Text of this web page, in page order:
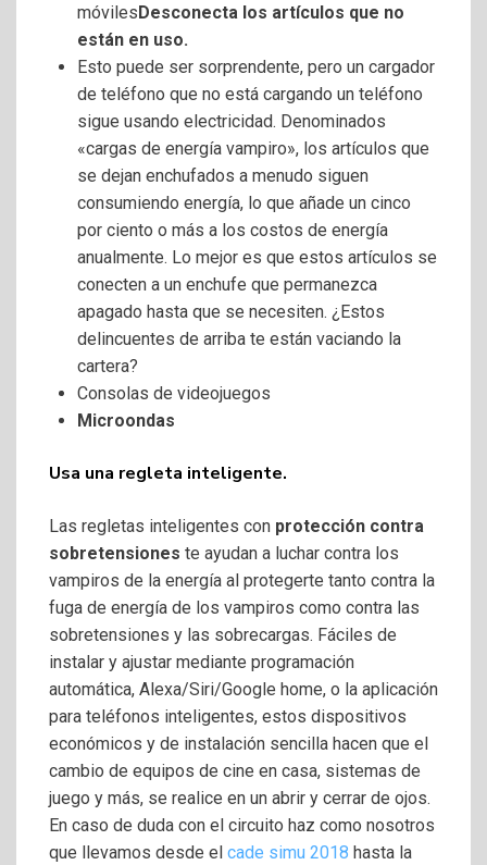
móviles Desconecta los artículos que no
están en uso.
Esto puede ser sorprendente, pero un cargador
de teléfono que no está cargando un teléfono
sigue usando electricidad. Denominados
«cargas de energía vampiro», los artículos que
se dejan enchufados a menudo siguen
consumiendo energía, lo que añade un cinco
por ciento o más a los costos de energía
anualmente. Lo mejor es que estos artículos se
conecten a un enchufe que permanezca
apagado hasta que se necesiten. ¿Estos
delincuentes de arriba te están vaciando la
cartera?
Consolas de videojuegos
Microondas
Usa una regleta inteligente.
Las regletas inteligentes con protección contra
sobretensiones te ayudan a luchar contra los
vampiros de la energía al protegerte tanto contra la
fuga de energía de los vampiros como contra las
sobretensiones y las sobrecargas. Fáciles de
instalar y ajustar mediante programación
automática, Alexa/Siri/Google home, o la aplicación
para teléfonos inteligentes, estos dispositivos
económicos y de instalación sencilla hacen que el
cambio de equipos de cine en casa, sistemas de
juego y más, se realice en un abrir y cerrar de ojos.
En caso de duda con el circuito haz como nosotros
que llevamos desde el cade simu 2018 hasta la